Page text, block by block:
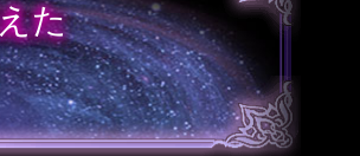
た